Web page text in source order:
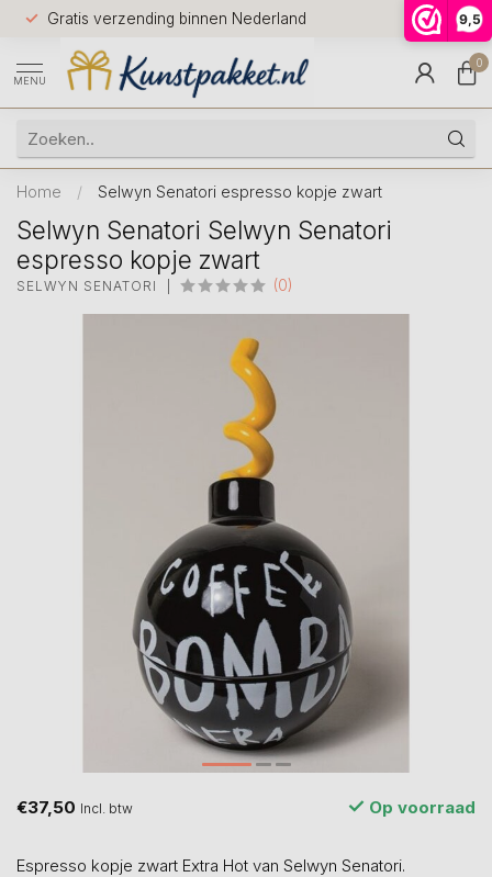
9,5
Gratis verzending binnen Nederland
Voor
huis
9.5
MENU
0
Home / Selwyn Senatori espresso kopje zwart
Selwyn Senatori Selwyn Senatori
espresso kopje zwart
SELWYN SENATORI (0)
€37,50 Incl. btw Op voorraad
Espresso kopje zwart Extra Hot van Selwyn Senatori.